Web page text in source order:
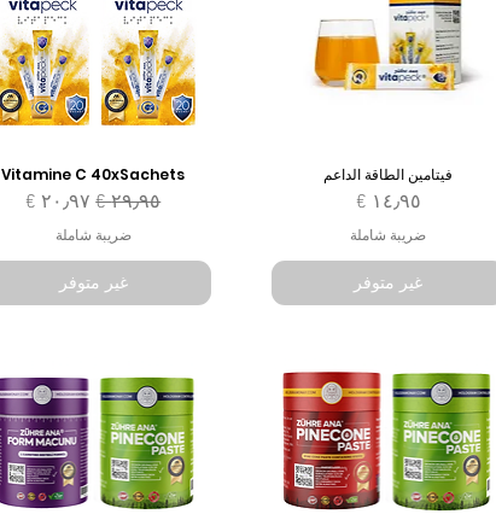
فيتامين الطاقة الداعم
السعر
ضريبة شاملة
غير متوفر
Vitamine C 40xSachets
سعر عادي‏٢٩٫٩٥ € سعر البيع
ضريبة شاملة
غير متوفر